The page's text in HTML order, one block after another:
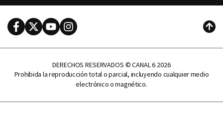
FacebookTwitterYoutubeInstagram
DERECHOS RESERVADOS © CANAL 6 2026
Prohibida la reproducción total o parcial, incluyendo cualquier medio
electrónico o magnético.